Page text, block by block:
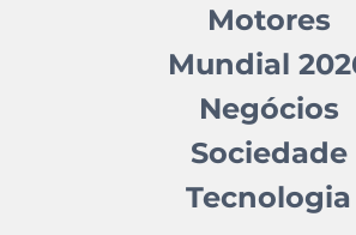
Motores
Mundial
Negócios
Sociedade
Tecnologia